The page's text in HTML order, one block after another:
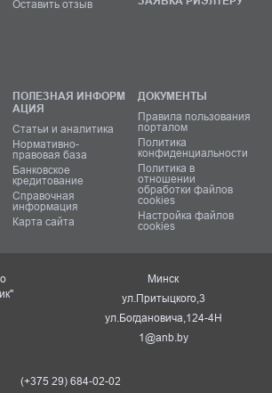
Оставить отзыв
ПОЛЕЗНАЯ ИНФОРМ
АЦИЯ
Статьи и аналитика
Нормативно-
правовая база
Банковское
кредитование
Справочная
информация
Карта сайта
ДОКУМЕНТЫ
Правила пользования
порталом
Политика
конфиденциальности
Политика в
отношении
обработки файлов
cookies
Настройка файлов
cookies
Минск
ул.Притыцкого,3
ул.Богдановича,124-4Н
1@anb.by
(+375 29) 684-02-02